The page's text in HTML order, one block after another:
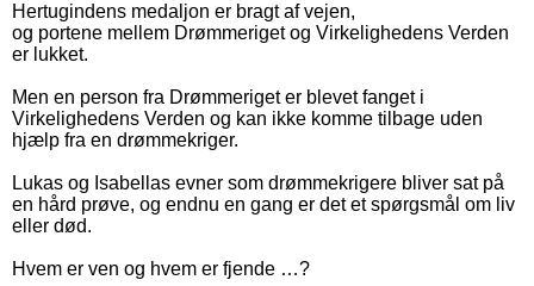
Hertugindens medaljon er bragt af vejen,
og portene mellem Drømmeriget og Virkelighedens Verden
er lukket.
Men en person fra Drømmeriget er blevet fanget i
Virkelighedens Verden og kan ikke komme tilbage uden
hjælp fra en drømmekriger.
Lukas og Isabellas evner som drømmekrigere bliver sat på
en hård prøve, og endnu en gang er det et spørgsmål om liv
eller død.
Hvem er ven og hvem er fjende …?